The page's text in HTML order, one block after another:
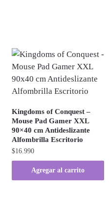
Kingdoms of Conquest –
Mouse Pad Gamer XXL
90×40 cm Antideslizante
Alfombrilla Escritorio
$16.990
Agregar al carrito